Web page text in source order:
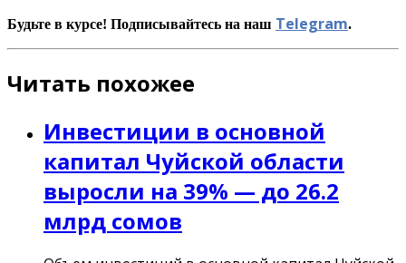
Будьте в курсе! Подписывайтесь на наш Telegram.
Читать похожее
Инвестиции в основной
капитал Чуйской области
выросли на 39% — до 26.2
млрд сомов